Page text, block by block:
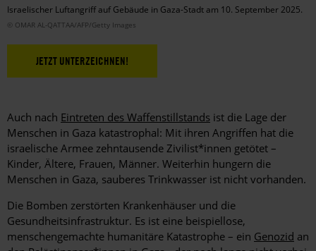
Israelischer Luftangriff auf Gebäude in Gaza-Stadt am 10. September 2025.
© OMAR AL-QATTAA/AFP/Getty Images
JETZT UNTERZEICHNEN!
Auch nach Eintreten des Waffenstillstands ist die Lage der
Menschen in Gaza katastrophal: Mit ihren Angriffen hat die
israelische Armee zehntausende Zivilist*innen getötet –
Kinder, Ältere, Frauen, Männer. Weiterhin hungern die
Menschen in Gaza, sauberes Trinkwasser ist nicht vorhanden.
Die Bomben zerstörten Krankenhäuser und die
Gesundheitsinfrastruktur. Es ist eine beispiellose,
menschengemachte humanitäre Katastrophe – ein Genozid an